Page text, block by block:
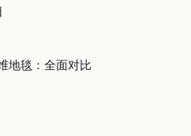
地毯：全面对比